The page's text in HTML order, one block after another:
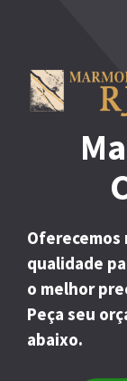
conteúdo
Oferecemos
qualidade
o melhor
Peça seu
abaixo.